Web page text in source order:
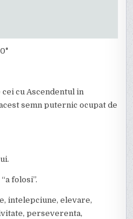
cu Ascendentul in
semn puternic ocupat de
folosi”.
intelepciune, elevare,
perseverenta,